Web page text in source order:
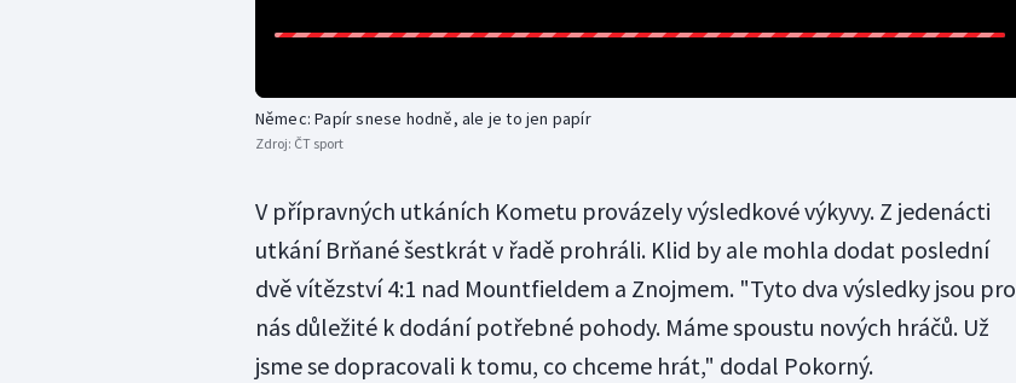
Němec: Papír snese hodně, ale je to jen papír
Zdroj: ČT sport
V přípravných utkáních Kometu provázely výsledkové výkyvy. Z jedenácti
utkání Brňané šestkrát v řadě prohráli. Klid by ale mohla dodat poslední
dvě vítězství 4:1 nad Mountfieldem a Znojmem. "Tyto dva výsledky jsou pro
nás důležité k dodání potřebné pohody. Máme spoustu nových hráčů. Už
jsme se dopracovali k tomu, co chceme hrát," dodal Pokorný.